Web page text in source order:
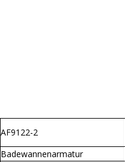
AF9122-2
Badewannenarmatur